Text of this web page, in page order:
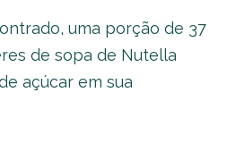
uma porção de 37
de sopa de Nutella
açúcar em sua